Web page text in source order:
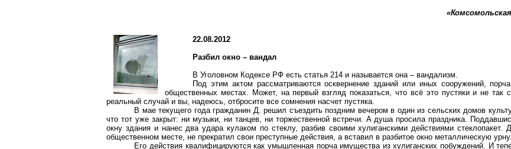
22.08.2012
Разбил окно – вандал
В Уголовном Кодексе РФ есть статья 214 и называется она – вандализм.
Под этим актом рассматриваются осквернение зданий или иных сооружений,
общественных местах. Может, на первый взгляд показаться, что всё это пустяки и не
реальный случай и вы, надеюсь, отбросите все сомнения насчет пустяка.
В мае текущего года гражданин Д. решил съездить поздним вечером в один из сельских домов
что тот уже закрыт: ни музыки, ни танцев, ни торжественной встречи. А душа просила праздника.
окну здания и нанес два удара кулаком по стеклу, разбив своими хулиганскими действиями стеклопакет.
общественном месте, не прекратил свои преступные действия, а вставил в разбитое окно металлическую урну.
Его действия квалифицируются как умышленная порча имущества из хулиганских побуждений. И